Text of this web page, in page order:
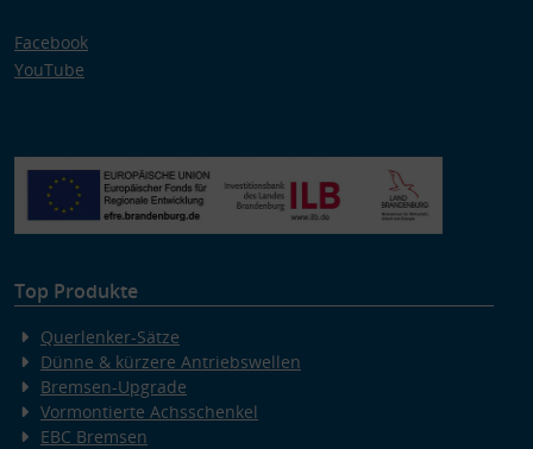
Facebook
YouTube
Top Produkte
Querlenker-Sätze
Dünne & kürzere Antriebswellen
Bremsen-Upgrade
Vormontierte Achsschenkel
EBC Bremsen